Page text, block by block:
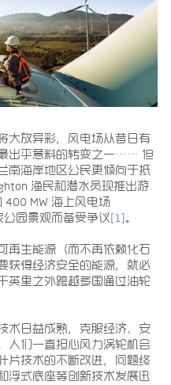
大放异彩，风电场从昔日有
出乎意料的转变之一…… 但
南海岸地区公民更倾向于抵
渔民和潜水员现推出游
400 MW 海上风电场
公园景观而备受争议 [1] 。
再生能源（而不再依赖化石
获得经济安全的能源，就必
英里之外跨越多国通过油轮
术日益成熟，克服经济、安
人们一直担心风力涡轮机会
片技术的不断改进，问题终
浮式底座等创新技术发展迅